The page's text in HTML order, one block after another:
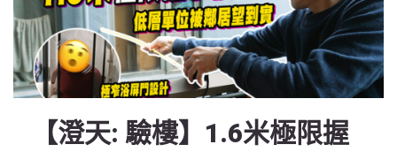
【澄天: 驗樓】1.6米極限握